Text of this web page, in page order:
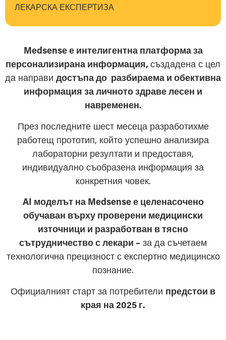
ЛЕКАРСКА ЕКСПЕРТИЗА
Medsense е интелигентна платформа за
персонализирана информация, създадена с цел
да направи достъпа до разбираема и обективна
информация за личното здраве лесен и
навременен.
През последните шест месеца разработихме
работещ прототип, който успешно анализира
лабораторни резултати и предоставя,
индивидуално съобразена информация за
конкретния човек.
AI моделът на Medsense е целенасочено
обучаван върху проверени медицински
източници и разработван в тясно
сътрудничество с лекари – за да съчетаем
технологична прецизност с експертно медицинско
познание.
Официалният старт за потребители предстои в
края на 2025 г.